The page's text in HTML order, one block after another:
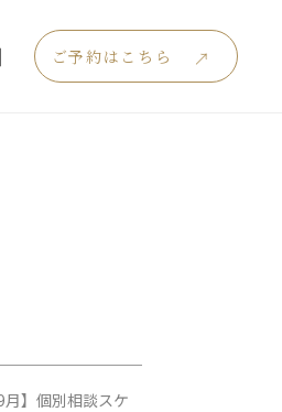
ご予約はこちら
月】個別相談スケ